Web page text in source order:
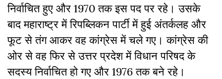
निर्वाचित हुए और 1970 तक इस पद पर रहे। उसके
बाद महाराष्ट्र में रिपब्लिकन पार्टी में हुई अंतर्कलह और
फूट से तंग आकर वह कांग्रेस में चले गए। कांग्रेस की
ओर से वह फिर से उत्तर प्रदेश में विधान परिषद के
सदस्य निर्वाचित हो गए और 1976 तक बने रहे।